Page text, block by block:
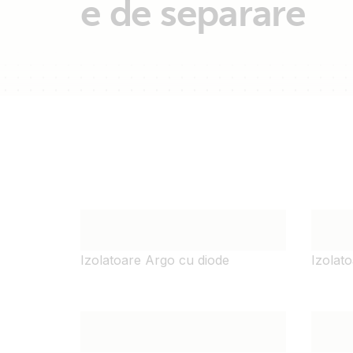
e de separare
Izolatoare Argo cu diode